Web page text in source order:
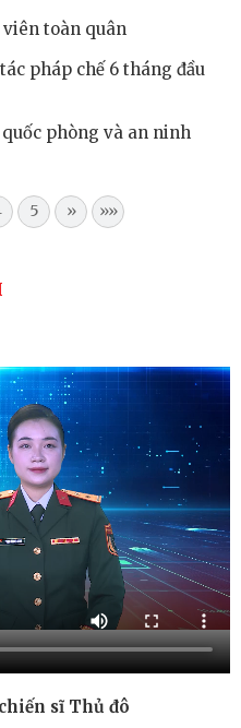
toàn quân
pháp chế 6 tháng đầu
phòng và an ninh
5 » »»
sĩ Thủ đô